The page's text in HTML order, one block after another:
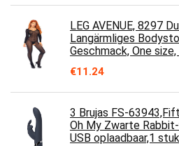
LEG AVENUE, 8297
Langärmliges
Geschmack, One
€11.24
3 Brujas FS-
Oh My Zwarte
USB oplaadbaar,1